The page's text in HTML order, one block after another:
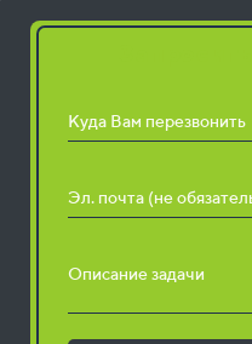
Куда Вам перезвонить
Эл. почта (не
Описание задачи